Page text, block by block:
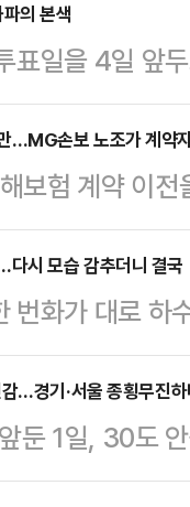
원의 주선으로
다는 입장이지
적이 없다"는
조한 사기극이
이사장은 1일
의 본색
표일을 4일 앞
’을 잃었다.그
놀았다. 그의
고 말았다.유시
것이 완전히
라다. 그의 자
명일 것이다.김
…MG손보 노조가 계약
보험 계약 이
손보 노조는 가
손보는 지난
고·요구·명령
실금융기관으
행해왔다. 여러
적합한 매수자
츠화재…
시 모습 감추더니 결국
번화가 대로 하
지원을 받게
르면 지난 26일
한 여성이 기어
바지 차림의
…경기·서울 종횡무진
둔 1일, 30도
그러뜨리지 못